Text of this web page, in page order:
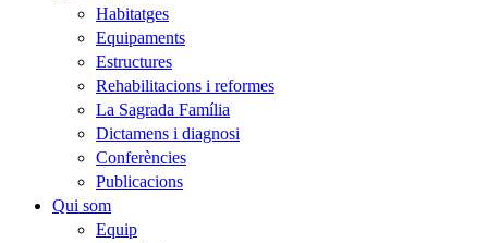
Habitatges
Equipaments
Estructures
Rehabilitacions i reformes
La Sagrada Família
Dictamens i diagnosi
Conferències
Publicacions
Qui som
Equip